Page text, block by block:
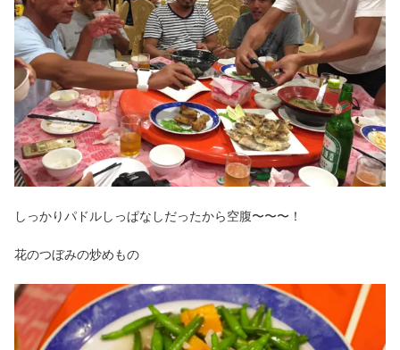
しっかりパドルしっぱなしだったから空腹〜〜〜！
花のつぼみの炒めもの